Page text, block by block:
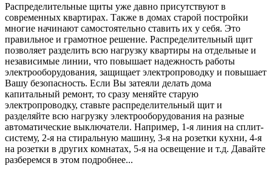
Распределительные щиты уже давно присутствуют в
современных квартирах. Также в домах старой постройки
многие начинают самостоятельно ставить их у себя. Это
правильное и грамотное решение. Распределительный щит
позволяет разделить всю нагрузку квартиры на отдельные и
независимые линии, что повышает надежность работы
электрооборудования, защищает электропроводку и повышает
Вашу безопасность. Если Вы затеяли делать дома
капитальный ремонт, то сразу меняйте старую
электропроводку, ставьте распределительный щит и
разделяйте всю нагрузку электрооборудования на разные
автоматические выключатели. Например, 1-я линия на сплит-
систему, 2-я на стиральную машину, 3-я на розетки кухни, 4-я
на розетки в других комнатах, 5-я на освещение и т.д. Давайте
разберемся в этом подробнее...